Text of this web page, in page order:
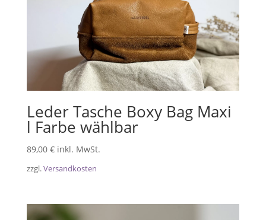
Leder Tasche Boxy Bag Maxi
l Farbe wählbar
89,00 € inkl. MwSt.
zzgl.Versandkosten